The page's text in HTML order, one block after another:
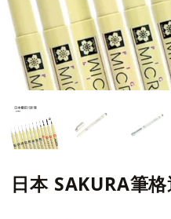
日本 SAKURA筆